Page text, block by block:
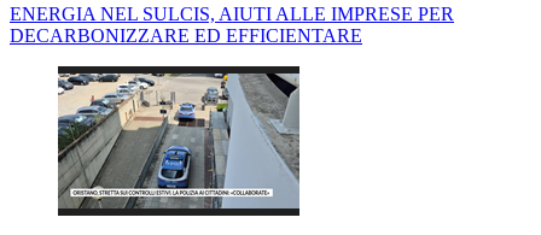
ENERGIA NEL SULCIS, AIUTI ALLE IMPRESE PER
DECARBONIZZARE ED EFFICIENTARE